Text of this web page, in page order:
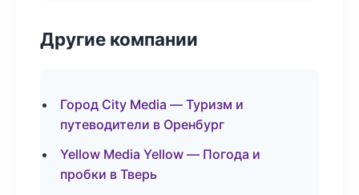
Другие компании
Город City Media — Туризм и
путеводители в Оренбург
Yellow Media Yellow — Погода и
пробки в Тверь